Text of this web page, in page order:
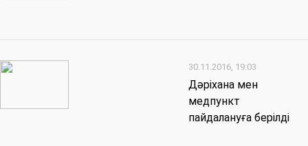
30.11.2016, 19:03
Дәріхана мен
медпункт
пайдалануға берілді